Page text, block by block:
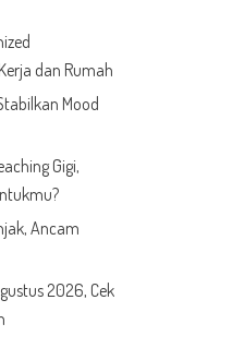
dan Rumah
Mood
Gigi,
Ancam
2026, Cek